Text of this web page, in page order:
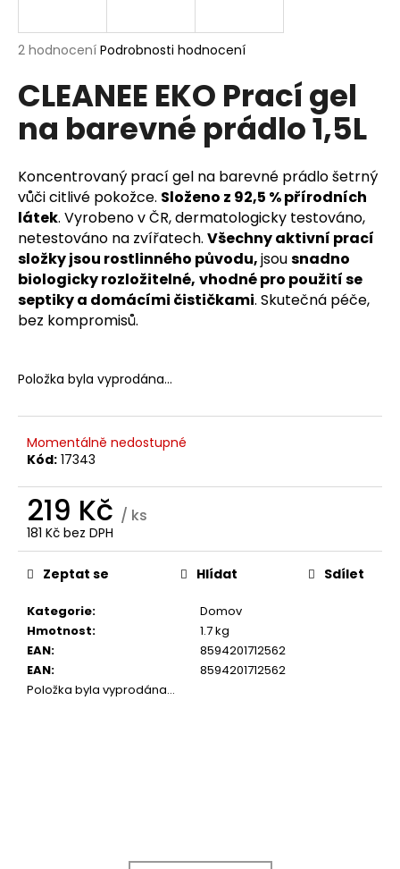
Průměrné
produktu
je
hvězdiček.
2 hodnocení Podrobnosti hodnocení
CLEANEE EKO Prací gel
na barevné prádlo 1,5L
Koncentrovaný prací gel na barevné prádlo šetrný
vůči citlivé pokožce. Složeno z 92,5 % přírodních
látek. Vyrobeno v ČR, dermatologicky testováno,
netestováno na zvířatech. Všechny aktivní prací
složky jsou rostlinného původu,jsousnadno
biologicky rozložitelné, vhodné pro použití se
septiky a domácími čističkami. Skutečná péče,
bez kompromisů.
Položka byla vyprodána…
Momentálně nedostupné
Kód: 17343
219 Kč / ks
181 Kč bez DPH
Měrná
cena:
Kategorie:
Domov
Hmotnost:
1.7 kg
EAN:
8594201712562
EAN:
8594201712562
Položka byla vyprodána…
Zeptat se Hlídat Sdílet
j
t
?
HLEDAT
D
o
p
u
u
e
m
BRAINMAX
SLEEP
MAGNESIUM,
MG,
100
KAPSLÍ
(HOŘČÍK,
GABA,
L-